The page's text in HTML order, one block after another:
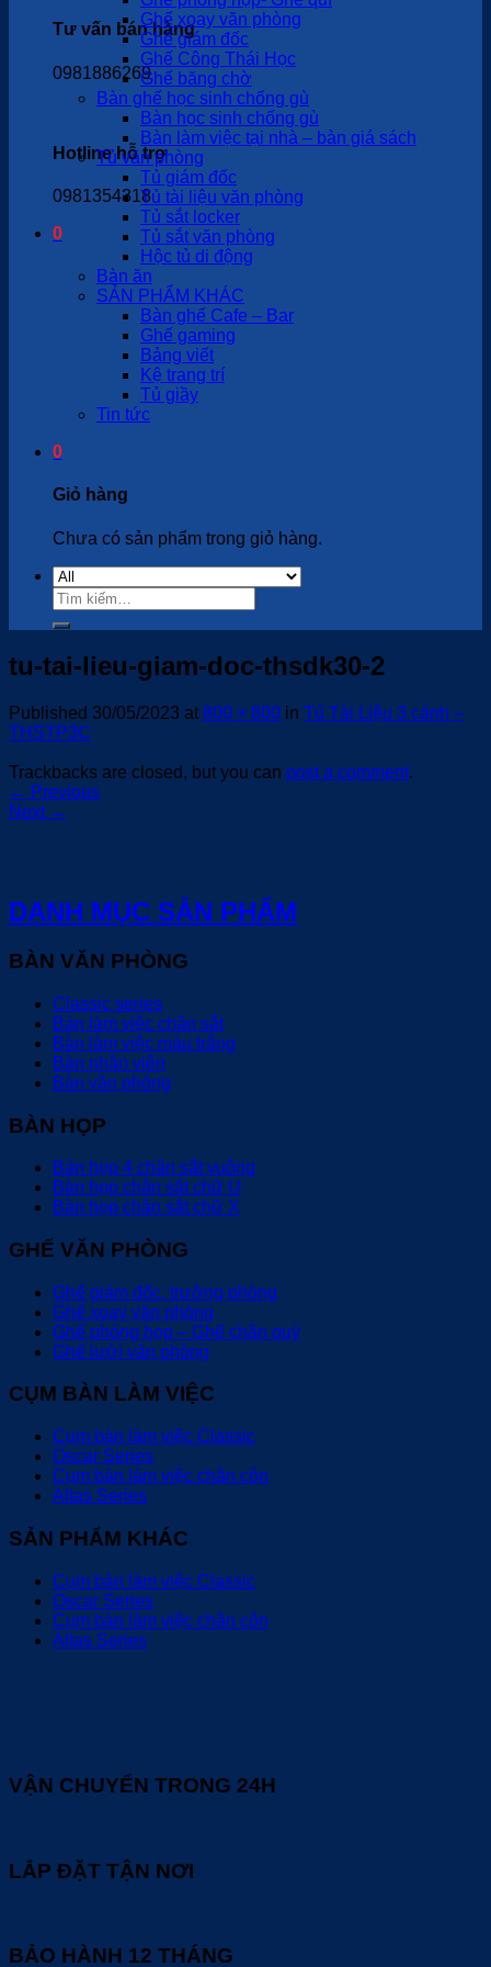
Tư vấn bán hàng
0981886269
Hotline hỗ trợ
0981354318
0
Ghế xoay văn phòng
Ghế giám đốc
Ghế Công Thái Học
Ghế băng chờ
Bàn ghế học sinh chống gù
Bàn học sinh chống gù
Bàn làm việc tại nhà – bàn giá sách
Tủ văn phòng
Tủ giám đốc
Tủ tài liệu văn phòng
Tủ sắt locker
Tủ sắt văn phòng
Hộc tủ di động
Bàn ăn
SẢN PHẨM KHÁC
Bàn ghế Cafe – Bar
Ghế gaming
Bảng viết
Kệ trang trí
Tủ giầy
Tin tức
0
Giỏ hàng
Chưa có sản phẩm trong giỏ hàng.
Tìm
kiếm:
tu-tai-lieu-giam-doc-thsdk30-2
Published 30/05/2023 at 800 × 800 in Tủ Tài Liệu 3 cánh –
THSTP3C
Trackbacks are closed, but you can post a comment.
← Previous
Next →
DANH MỤC SẢN PHẨM
BÀN VĂN PHÒNG
Classic series
Bàn làm việc chân sắt
Bàn làm việc màu trắng
Bàn nhân viên
Bàn văn phòng
BÀN HỌP
Bàn họp 4 chân sắt vuông
Bàn họp chân sắt chữ U
Bàn họp chân sắt chữ X
GHẾ VĂN PHÒNG
Ghế giám đốc, trưởng phòng
Ghế xoay văn phòng
Ghế phòng họp – Ghế chân quỳ
Ghế lưới văn phòng
CỤM BÀN LÀM VIỆC
Cụm bàn làm việc Classic
Oscar Series
Cụm bàn làm việc chân côn
Altas Series
SẢN PHẨM KHÁC
Cụm bàn làm việc Classic
Oscar Series
Cụm bàn làm việc chân côn
Altas Series
VẬN CHUYỂN TRONG 24H
LẮP ĐẶT TẬN NƠI
BẢO HÀNH 12 THÁNG